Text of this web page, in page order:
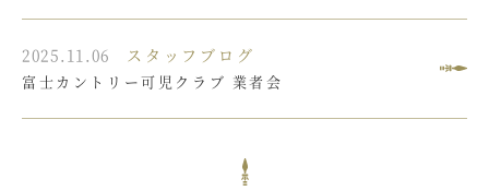
2025.11.06 スタッフブログ
富士カントリー可児クラブ 業者会